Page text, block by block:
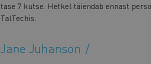
tase 7 kutse. Hetkel täiendab ennast
TalTechis.
Jane Juhanson